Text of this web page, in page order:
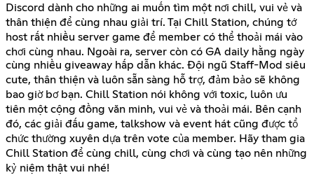
Discord dành cho những ai muốn tìm một nơi chill, vui vẻ và
thân thiện để cùng nhau giải trí. Tại Chill Station, chúng tớ
host rất nhiều server game để member có thể thoải mái vào
chơi cùng nhau. Ngoài ra, server còn có GA daily hằng ngày
cùng nhiều giveaway hấp dẫn khác. Đội ngũ Staff-Mod siêu
cute, thân thiện và luôn sẵn sàng hỗ trợ, đảm bảo sẽ không
bao giờ bơ bạn. Chill Station nói không với toxic, luôn ưu
tiên một cộng đồng văn minh, vui vẻ và thoải mái. Bên cạnh
đó, các giải đấu game, talkshow và event hát cũng được tổ
chức thường xuyên dựa trên vote của member. Hãy tham gia
Chill Station để cùng chill, cùng chơi và cùng tạo nên những
kỷ niệm thật vui nhé!